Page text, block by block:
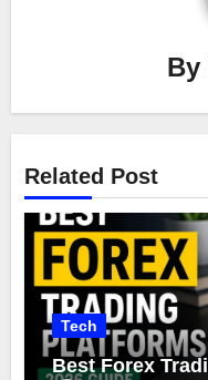
By
Related Post
Tech
Best Forex